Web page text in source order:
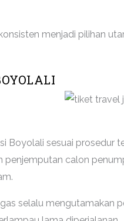
menjadi pilihan
Boyolali sesuai prosedur
penjemputan calon
selalu mengutamakan